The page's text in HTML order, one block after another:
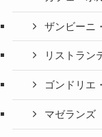
ザンビーニ
リストラン
ゴンドリエ
マゼランズ